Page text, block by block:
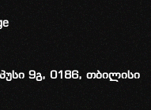
9გ, 0186, თბილისი